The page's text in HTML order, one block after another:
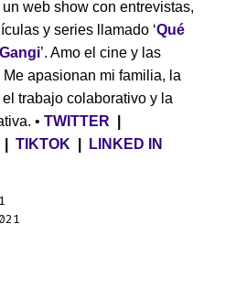
web show con entrevistas,
y series llamado ‘Qué
’. Amo el cine y las
Me apasionan mi familia, la
trabajo colaborativo y la
• TWITTER
TIKTOK LINKED IN